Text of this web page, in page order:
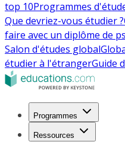
top 10Programmes
Que devriez-vous étudier ?
faire avec un diplôme de
Salon d'études global
étudier à l'étrangerGuide
Programmes
Ressources